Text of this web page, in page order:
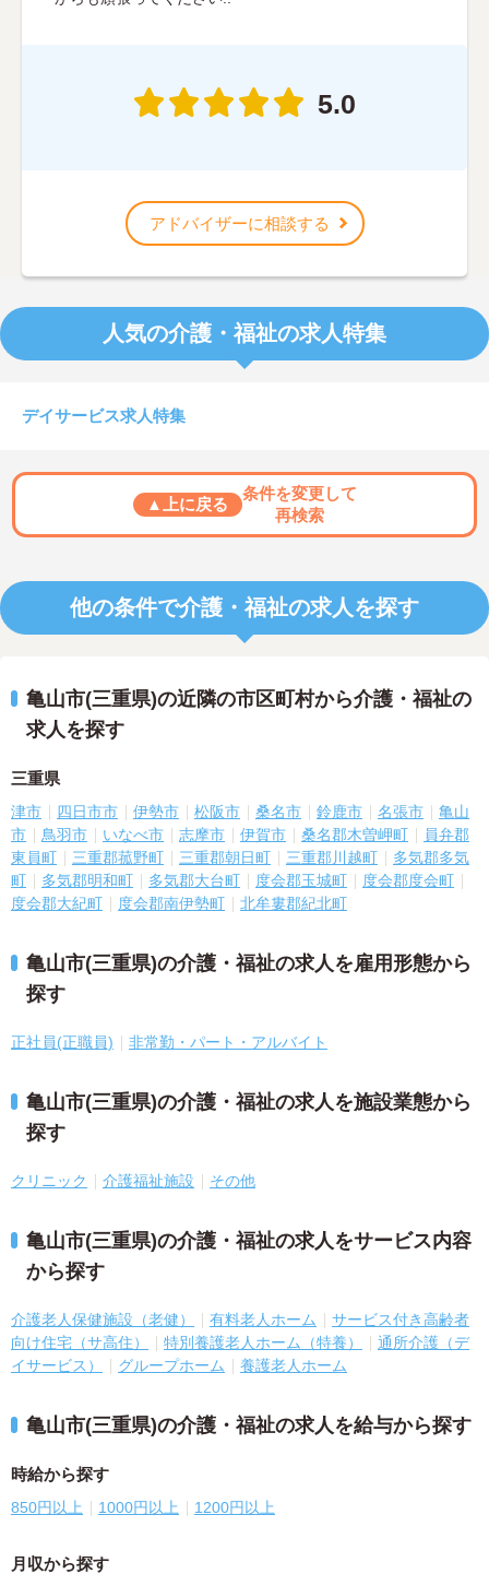
5.0
アドバイザーに相談する
人気の介護・福祉の求人特集
デイサービス求人特集
▲上に戻る
条件を変更して
再検索
他の条件で介護・福祉の求人を探す
亀山市(三重県)の近隣の市区町村から介護・福祉の
求人を探す
三重県
津市 四日市市 伊勢市 松阪市 桑名市 鈴鹿市 名張市
亀山
市
鳥羽市 いなべ市 志摩市 伊賀市 桑名郡木曽岬町
員弁郡
東員町
三重郡菰野町 三重郡朝日町 三重郡川越町
多気郡多気
町
多気郡明和町 多気郡大台町 度会郡玉城町
度会郡度会町
度会郡大紀町
度会郡南伊勢町 北牟婁郡紀北町
亀山市(三重県)の介護・福祉の求人を雇用形態から
探す
正社員(正職員) 非常勤・パート・アルバイト
亀山市(三重県)の介護・福祉の求人を施設業態から
探す
クリニック 介護福祉施設 その他
亀山市(三重県)の介護・福祉の求人をサービス内容
から探す
介護老人保健施設（老健） 有料老人ホーム
サービス付き高齢者
向け住宅（サ高住）
特別養護老人ホーム（特養）
通所介護（デ
イサービス）
グループホーム 養護老人ホーム
亀山市(三重県)の介護・福祉の求人を給与から探す
時給から探す
850円以上 1000円以上 1200円以上
月収から探す